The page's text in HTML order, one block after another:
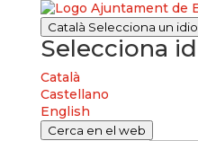
Català Selecciona un
Selecciona
Català
Castellano
English
Cerca en el web